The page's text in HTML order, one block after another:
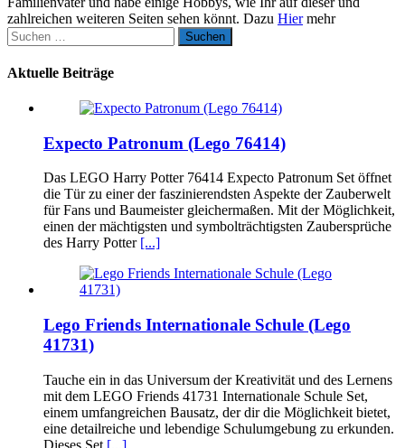
zahlreichen weiteren Seiten sehen könnt. Dazu Hiermehr
Suchen
nach:
Aktuelle Beiträge
Expecto Patronum (Lego 76414)
Das LEGO Harry Potter 76414 Expecto Patronum Set öffnet
die Tür zu einer der faszinierendsten Aspekte der Zauberwelt
für Fans und Baumeister gleichermaßen. Mit der Möglichkeit,
einen der mächtigsten und symbolträchtigsten Zaubersprüche
des Harry Potter [...]
Lego Friends Internationale Schule (Lego
41731)
Tauche ein in das Universum der Kreativität und des Lernens
mit dem LEGO Friends 41731 Internationale Schule Set,
einem umfangreichen Bausatz, der dir die Möglichkeit bietet,
eine detailreiche und lebendige Schulumgebung zu erkunden.
Dieses Set [...]